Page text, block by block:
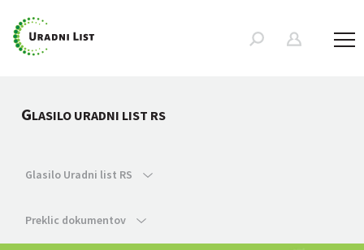
GLASILO URADNI LIST RS
Glasilo Uradni list RS
Preklic dokumentov